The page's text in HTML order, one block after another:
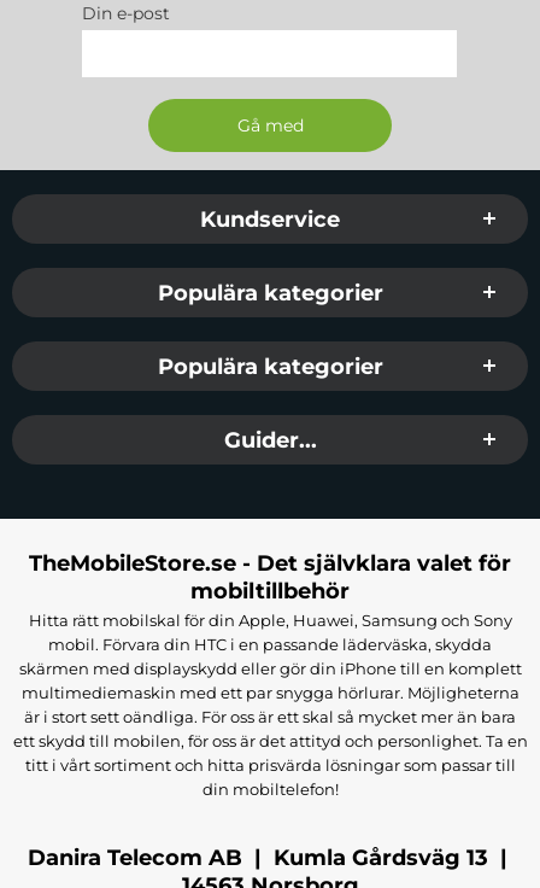
Din e-post
Sidfot Blandad info och länkar
Kundservice
Populära kategorier
Populära kategorier
Guider...
TheMobileStore.se - Det självklara valet för
mobiltillbehör
Hitta rätt mobilskal för din Apple, Huawei, Samsung och Sony
mobil. Förvara din HTC i en passande läderväska, skydda
skärmen med displayskydd eller gör din iPhone till en komplett
multimediemaskin med ett par snygga hörlurar. Möjligheterna
är i stort sett oändliga. För oss är ett skal så mycket mer än bara
ett skydd till mobilen, för oss är det attityd och personlighet. Ta en
titt i vårt sortiment och hitta prisvärda lösningar som passar till
din mobiltelefon!
Danira Telecom AB | Kumla Gårdsväg 13 |